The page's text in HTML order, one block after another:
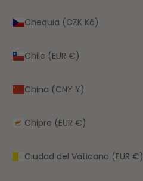
Chequia (CZK Kč)
Chile (EUR €)
China (CNY ¥)
Chipre (EUR €)
Ciudad del Vaticano (EUR €)